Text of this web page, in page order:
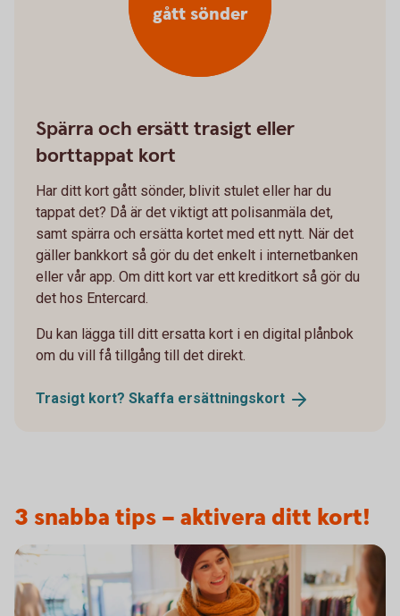
gått sönder
Spärra och ersätt trasigt eller
borttappat kort
Har ditt kort gått sönder, blivit stulet eller har du
tappat det? Då är det viktigt att polisanmäla det,
samt spärra och ersätta kortet med ett nytt. När det
gäller bankkort så gör du det enkelt i internetbanken
eller vår app. Om ditt kort var ett kreditkort så gör du
det hos Entercard.
Du kan lägga till ditt ersatta kort i en digital plånbok
om du vill få tillgång till det direkt.
Trasigt kort? Skaffa ersättningskort
3 snabba tips – aktivera ditt kort!